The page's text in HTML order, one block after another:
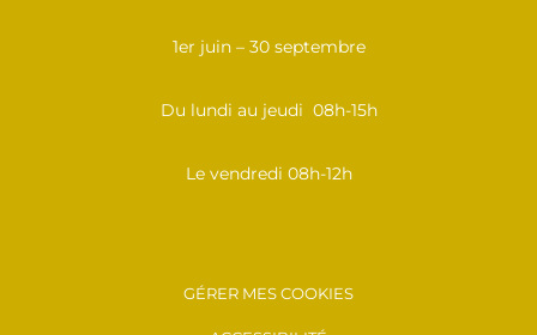
1er juin – 30 septembre
Du lundi au jeudi 08h-15h
Le vendredi 08h-12h
GÉRER MES COOKIES